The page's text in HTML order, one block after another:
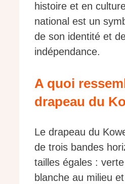
histoire et en
national est un
de son identité et
indépendance.
A quoi
drapeau du
Le drapeau du
de trois bandes
tailles égales :
blanche au milieu